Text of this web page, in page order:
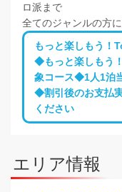
ロ派まで
全てのジャンルの方
もっと楽しもう！
◆もっと楽しもう
象コース◆1人1泊
◆割引後のお支払
ください
エリア情報